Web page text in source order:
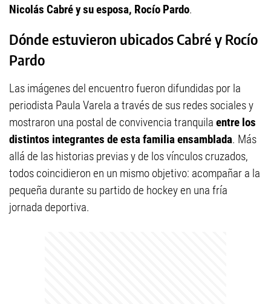
Nicolás Cabré y su esposa, Rocío Pardo.
Dónde estuvieron ubicados Cabré y Rocío
Pardo
Las imágenes del encuentro fueron difundidas por la
periodista Paula Varela a través de sus redes sociales y
mostraron una postal de convivencia tranquila entre los
distintos integrantes de esta familia ensamblada. Más
allá de las historias previas y de los vínculos cruzados,
todos coincidieron en un mismo objetivo: acompañar a la
pequeña durante su partido de hockey en una fría
jornada deportiva.